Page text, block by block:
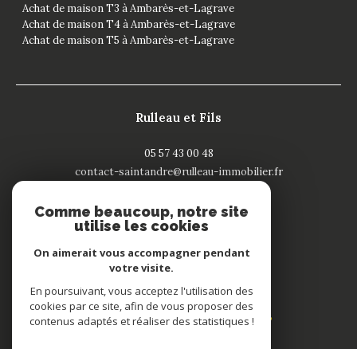
Achat de maison T3 à Ambarès-et-Lagrave
Achat de maison T4 à Ambarès-et-Lagrave
Achat de maison T5 à Ambarès-et-Lagrave
Rulleau et Fils
05 57 43 00 48
contact-saintandre@rulleau-immobilier.fr
33240 saint-andré de cubzac
Adhérents
Comme beaucoup, notre site
utilise les cookies
On aimerait vous accompagner pendant
votre visite.
En poursuivant, vous acceptez l'utilisation des
cookies par ce site, afin de vous proposer des
contenus adaptés et réaliser des statistiques !